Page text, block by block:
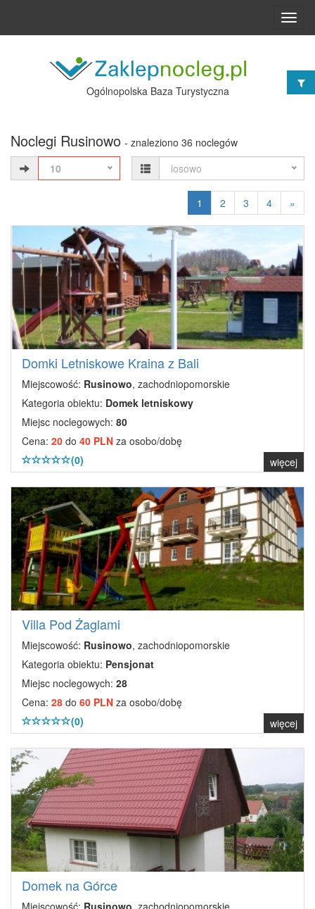
Ogólnopolska Baza Turystyczna
Noclegi Rusinowo - znaleziono 36 noclegów
10
losowo
1 2 3 4 »
Domki Letniskowe Kraina z Bali
Miejscowość: Rusinowo, zachodniopomorskie
Kategoria obiektu: Domek letniskowy
Miejsc noclegowych: 80
Cena: 20 do 40 PLN za osobo/dobę
(0)
więcej
Villa Pod Żaglami
Miejscowość: Rusinowo, zachodniopomorskie
Kategoria obiektu: Pensjonat
Miejsc noclegowych: 28
Cena: 28 do 60 PLN za osobo/dobę
(0)
więcej
Domek na Górce
Miejscowość: Rusinowo, zachodniopomorskie